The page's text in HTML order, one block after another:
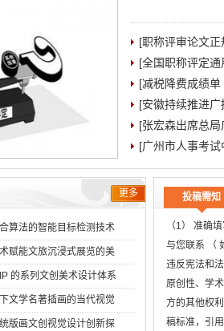
[职称评审论文
[全国职称评定
[减税降费成绩
[安徽持续推进
[张宏森出席总
[广州市人事考
更多
算法的智能目标检测技术
2026-08-05
赋能文旅沉浸式展览的美
2026-07-31
的系列文创美术设计体系
2026-07-29
文学名著插画的当代视觉
2026-07-16
版画文创视觉设计创新探
投稿需知
（1） 准确
与您联系 （
违反宪法和
原创性、学
方的其他权
稿标准，引